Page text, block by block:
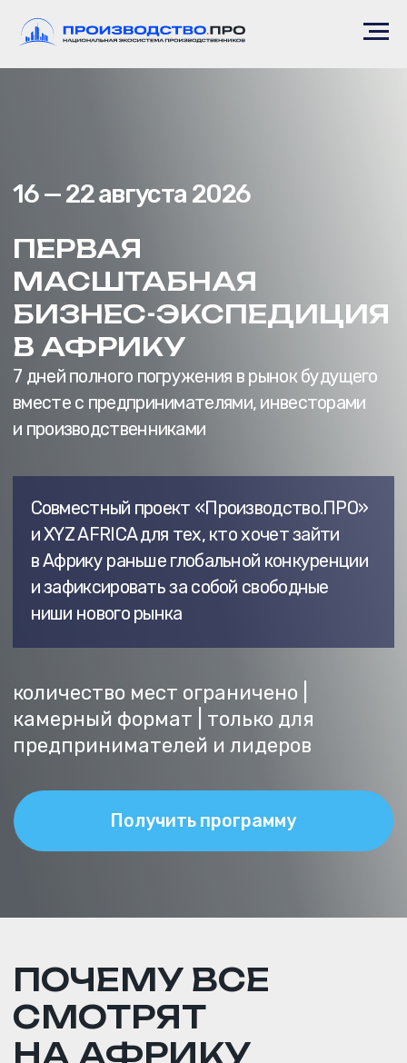
МАСШТАБНАЯ
В АФРИКУ
7 дней полного погружения в рынок будущего
вместе с предпринимателями, инвесторами
и производственниками
и XYZ AFRICA для тех, кто хочет зайти
в Африку раньше глобальной конкуренции
ниши нового рынка
камерный формат | только для
предпринимателей и лидеров
Получить программу
ПОЧЕМУ ВСЕ
СМОТРЯТ
НА АФРИКУ